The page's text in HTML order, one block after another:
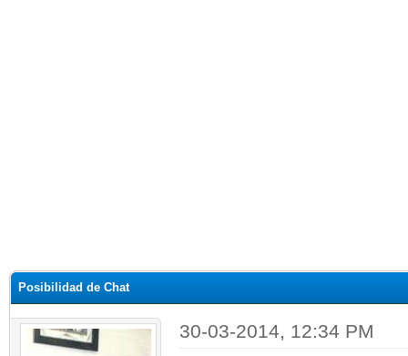
Posibilidad de Chat
30-03-2014, 12:34 PM